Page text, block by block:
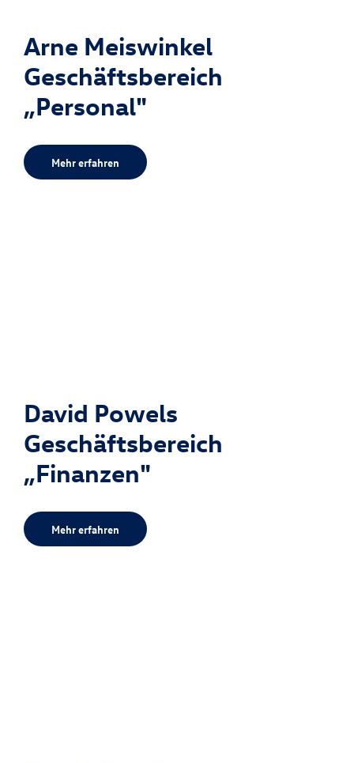
Arne Meiswinkel
Geschäftsbereich
„Personal"
Mehr erfahren
David Powels
Geschäftsbereich
„Finanzen"
Mehr erfahren